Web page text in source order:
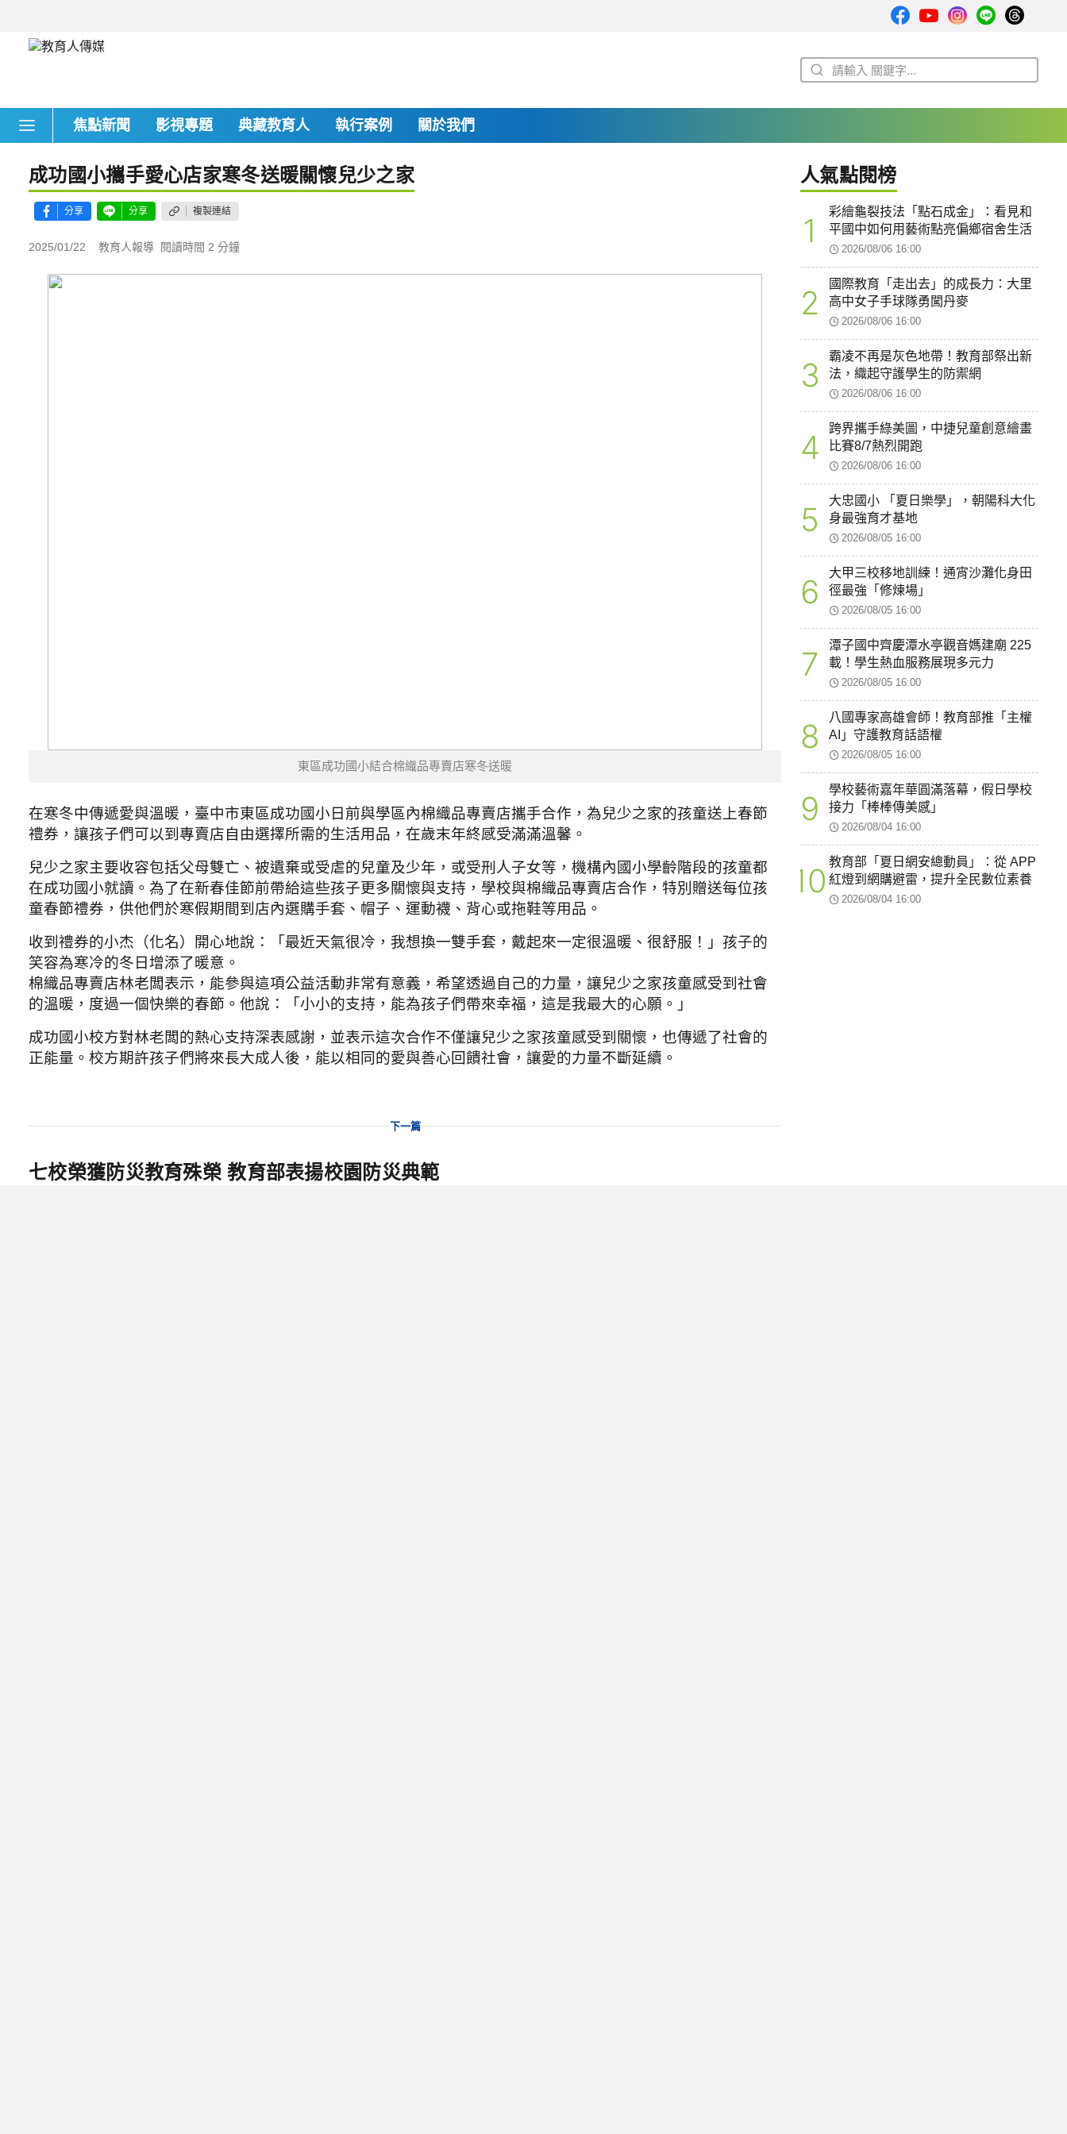
焦點新聞 影視專題 典藏教育人 執行案例 關於我們
成功國小攜手愛心店家寒冬送暖關懷兒少之家
分享 分享 複製連結
2025/01/22 教育人報導 閱讀時間 2 分鐘
東區成功國小結合棉織品專賣店寒冬送暖
在寒冬中傳遞愛與溫暖，臺中市東區成功國小日前與學區內棉織品專賣店攜手合作，為兒少之家的孩童送上春節
禮券，讓孩子們可以到專賣店自由選擇所需的生活用品，在歲末年終感受滿滿溫馨。
兒少之家主要收容包括父母雙亡、被遺棄或受虐的兒童及少年，或受刑人子女等，機構內國小學齡階段的孩童都
在成功國小就讀。為了在新春佳節前帶給這些孩子更多關懷與支持，學校與棉織品專賣店合作，特別贈送每位孩
童春節禮券，供他們於寒假期間到店內選購手套、帽子、運動襪、背心或拖鞋等用品。
收到禮券的小杰（化名）開心地說：「最近天氣很冷，我想換一雙手套，戴起來一定很溫暖、很舒服！」孩子的
笑容為寒冷的冬日增添了暖意。
棉織品專賣店林老闆表示，能參與這項公益活動非常有意義，希望透過自己的力量，讓兒少之家孩童感受到社會
的溫暖，度過一個快樂的春節。他說：「小小的支持，能為孩子們帶來幸福，這是我最大的心願。」
成功國小校方對林老闆的熱心支持深表感謝，並表示這次合作不僅讓兒少之家孩童感受到關懷，也傳遞了社會的
正能量。校方期許孩子們將來長大成人後，能以相同的愛與善心回饋社會，讓愛的力量不斷延續。
下一篇
七校榮獲防災教育殊榮 教育部表揚校園防災典範
人氣點閱榜
1
彩繪龜裂技法「點石成金」：看見和
平國中如何用藝術點亮偏鄉宿舍生活
2026/08/06 16:00
2
國際教育「走出去」的成長力：大里
高中女子手球隊勇闖丹麥
2026/08/06 16:00
3
霸凌不再是灰色地帶！教育部祭出新
法，織起守護學生的防禦網
2026/08/06 16:00
4
跨界攜手綠美圖，中捷兒童創意繪畫
比賽8/7熱烈開跑
2026/08/06 16:00
5
大忠國小 「夏日樂學」，朝陽科大化
身最強育才基地
2026/08/05 16:00
6
大甲三校移地訓練！通宵沙灘化身田
徑最強「修煉場」
2026/08/05 16:00
7
潭子國中齊慶潭水亭觀音媽建廟 225
載！學生熱血服務展現多元力
2026/08/05 16:00
8
八國專家高雄會師！教育部推「主權
AI」守護教育話語權
2026/08/05 16:00
9
學校藝術嘉年華圓滿落幕，假日學校
接力「棒棒傳美感」
2026/08/04 16:00
10 教育部「夏日網安總動員」：從 APP
紅燈到網購避雷，提升全民數位素養
2026/08/04 16:00